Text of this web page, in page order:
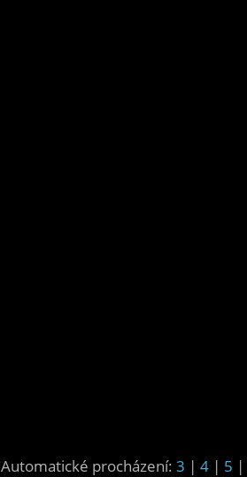
Automatické procházení: 3 | 4 | 5 |